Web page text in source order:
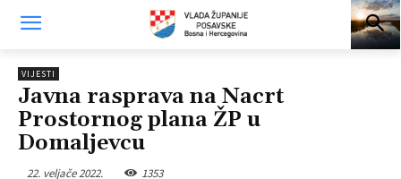
VIJESTI
Javna rasprava na Nacrt
Prostornog plana ŽP u
Domaljevcu
22. veljače 2022. 1353